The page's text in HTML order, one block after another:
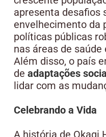
apresenta desafios
envelhecimento da
políticas públicas
nas áreas de
Além disso, o país
de adaptações
lidar com as
Celebrando a Vida
A história de Okagi